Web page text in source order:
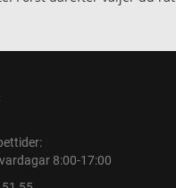
8:00-17:00